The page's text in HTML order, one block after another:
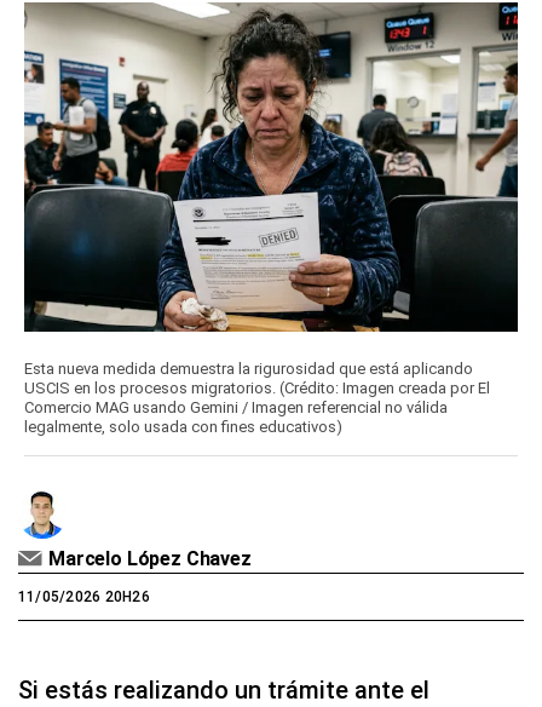
Esta nueva medida demuestra la rigurosidad que está aplicando
USCIS en los procesos migratorios. (Crédito: Imagen creada por El
Comercio MAG usando Gemini / Imagen referencial no válida
legalmente, solo usada con fines educativos)
Marcelo López Chavez
11/05/2026 20H26
Si estás realizando un trámite ante el